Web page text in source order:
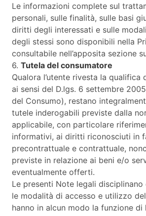
Le informazioni complete sul
personali, sulle finalità, sulle basi
diritti degli interessati e sulle
degli stessi sono disponibili nella
consultabile nell’apposita sezione
6. Tutela del consumatore
Qualora l’utente rivesta la qualifica
ai sensi del D.lgs. 6 settembre
del Consumo), restano
tutele inderogabili previste dalla
applicabile, con particolare
informativi, ai diritti riconosciuti in
precontrattuale e contrattuale,
previste in relazione ai beni e/o
eventualmente offerti.
Le presenti Note legali disciplinano
le modalità di accesso e utilizzo
hanno in alcun modo la funzione di